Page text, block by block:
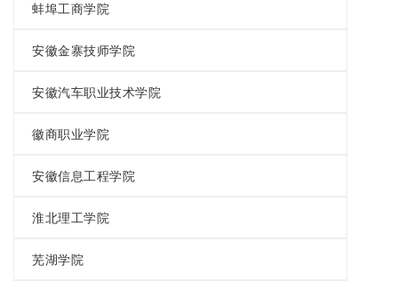
蚌埠工商学院
安徽金寨技师学院
安徽汽车职业技术学院
徽商职业学院
安徽信息工程学院
淮北理工学院
芜湖学院